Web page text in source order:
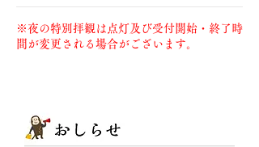
※夜の特別拝観は点灯及び受付開始・終了時
間が変更される場合がございます。